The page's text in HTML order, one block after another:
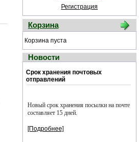
Регистрация
Корзина
Корзина пуста
Новости
Срок хранения почтовых
отправлений
Новый срок хранения посылки на почте
составляет 15 дней.
[Подробнее]